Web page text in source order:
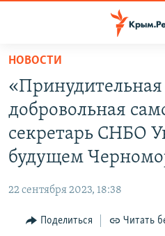
Вернуться
основному
содержанию
Вернутся
главной
Вернутся
поиску
СПЕЦПРОЕКТЫ
КАРТА ВОЕННЫХ ОБЪЕКТОВ
ВОДА
ИСТОРИЯ
ИНТЕРАКТИВ
ИНФОГРАФИКА
РАДІО СВОБОДА
КАК ОБОЙТИ БЛОКИРОВКУ
НОВОСТИ
добровольная
секретарь СНБО
будущем
22 сентября 2023, 18:38
Поделиться Читать